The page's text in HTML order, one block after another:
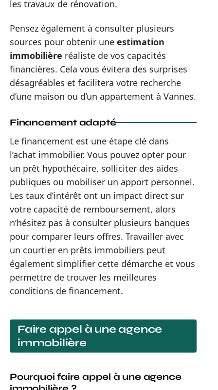
les travaux de rénovation.
Pensez également à consulter plusieurs
sources pour obtenir une estimation
immobilière réaliste de vos capacités
financières. Cela vous évitera des surprises
désagréables et facilitera votre recherche
d’une maison ou d’un appartement à Vannes.
Financement adapté
Le financement est une étape clé dans
l’achat immobilier. Vous pouvez opter pour
un prêt hypothécaire, solliciter des aides
publiques ou mobiliser un apport personnel.
Les taux d’intérêt ont un impact direct sur
votre capacité de remboursement, alors
n’hésitez pas à consulter plusieurs banques
pour comparer leurs offres. Travailler avec
un courtier en prêts immobiliers peut
également simplifier cette démarche et vous
permettre de trouver les meilleures
conditions de financement.
Faire appel à une agence
immobilière
Pourquoi faire appel à une agence